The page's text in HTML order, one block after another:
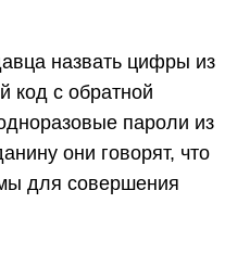
назвать цифры из
код с обратной
пароли из
они говорят, что
для совершения